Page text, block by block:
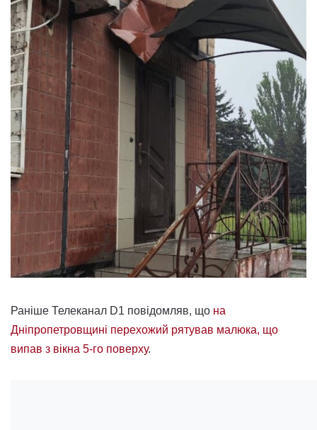
Раніше Телеканал D1 повідомляв, що на
Дніпропетровщині перехожий рятував малюка, що
випав з вікна 5-го поверху.